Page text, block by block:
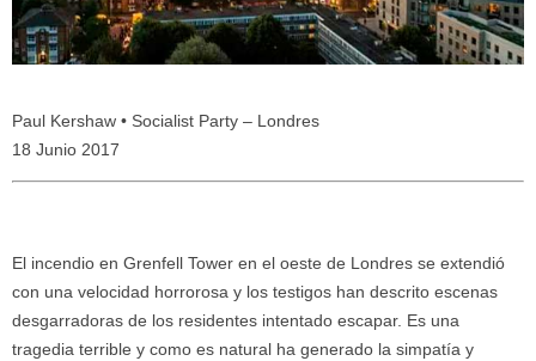
Paul Kershaw • Socialist Party – Londres
18 Junio 2017
El incendio en Grenfell Tower en el oeste de Londres se extendió
con una velocidad horrorosa y los testigos han descrito escenas
desgarradoras de los residentes intentado escapar. Es una
tragedia terrible y como es natural ha generado la simpatía y